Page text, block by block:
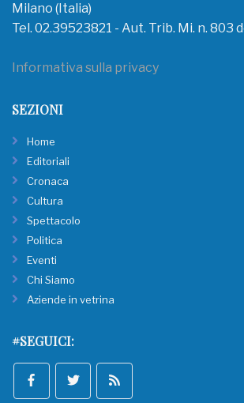
Milano (Italia)
Tel. 02.39523821 - Aut. Trib. Mi. n. 803
Informativa sulla privacy
SEZIONI
Home
Editoriali
Cronaca
Cultura
Spettacolo
Politica
Eventi
Chi Siamo
Aziende in vetrina
#SEGUICI: